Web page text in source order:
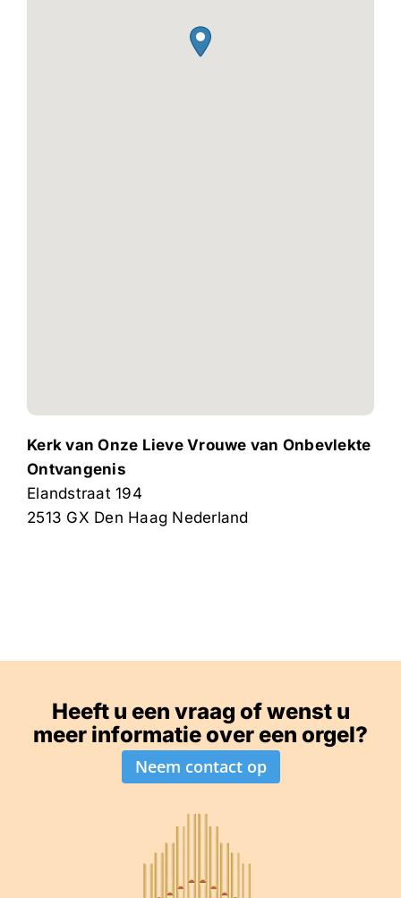
Kerk van Onze Lieve Vrouwe van Onbevlekte
Ontvangenis
Elandstraat 194
2513 GX Den Haag Nederland
Heeft u een vraag of wenst u
meer informatie over een orgel?
Neem contact op